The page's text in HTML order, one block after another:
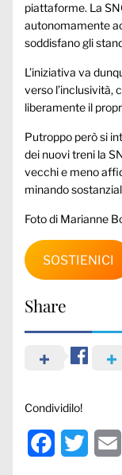
piattaforme. La
autonomamente
soddisfano gli
L’iniziativa va
verso l’inclusività,
liberamente il
Putroppo però si
dei nuovi treni la
vecchi e meno
minando
Foto di Marianne
SOSTIENICI
Share
Condividilo!
Facebook
Twitter